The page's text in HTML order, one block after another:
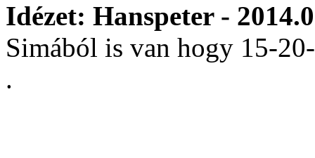
Idézet: Hanspeter -
Simából is van hogy 15-
.